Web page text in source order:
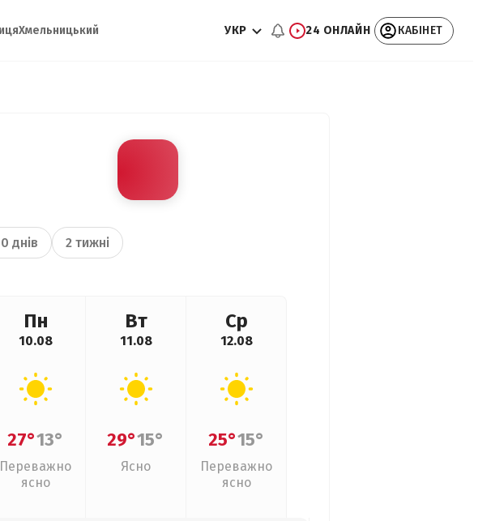
Хмельницький УКР 24 ОНЛАЙН КАБІНЕТ
днів 2 тижні
Пн
10.08
27°13°
Переважно
ясно
Вт
11.08
29°15°
Ясно
Ср
12.08
25°15°
Переважно
ясно